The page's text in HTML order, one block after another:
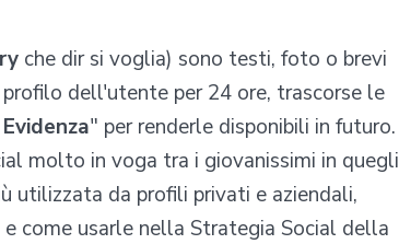
che dir si voglia) sono testi, foto o brevi
dell'utente per 24 ore, trascorse le
" per renderle disponibili in futuro.
molto in voga tra i giovanissimi in quegli
utilizzata da profili privati e aziendali,
come usarle nella Strategia Social della